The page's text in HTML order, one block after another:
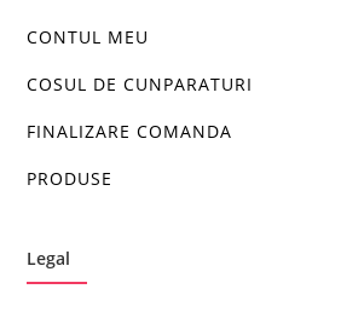
CONTUL MEU
COSUL DE CUNPARATURI
FINALIZARE COMANDA
PRODUSE
Legal